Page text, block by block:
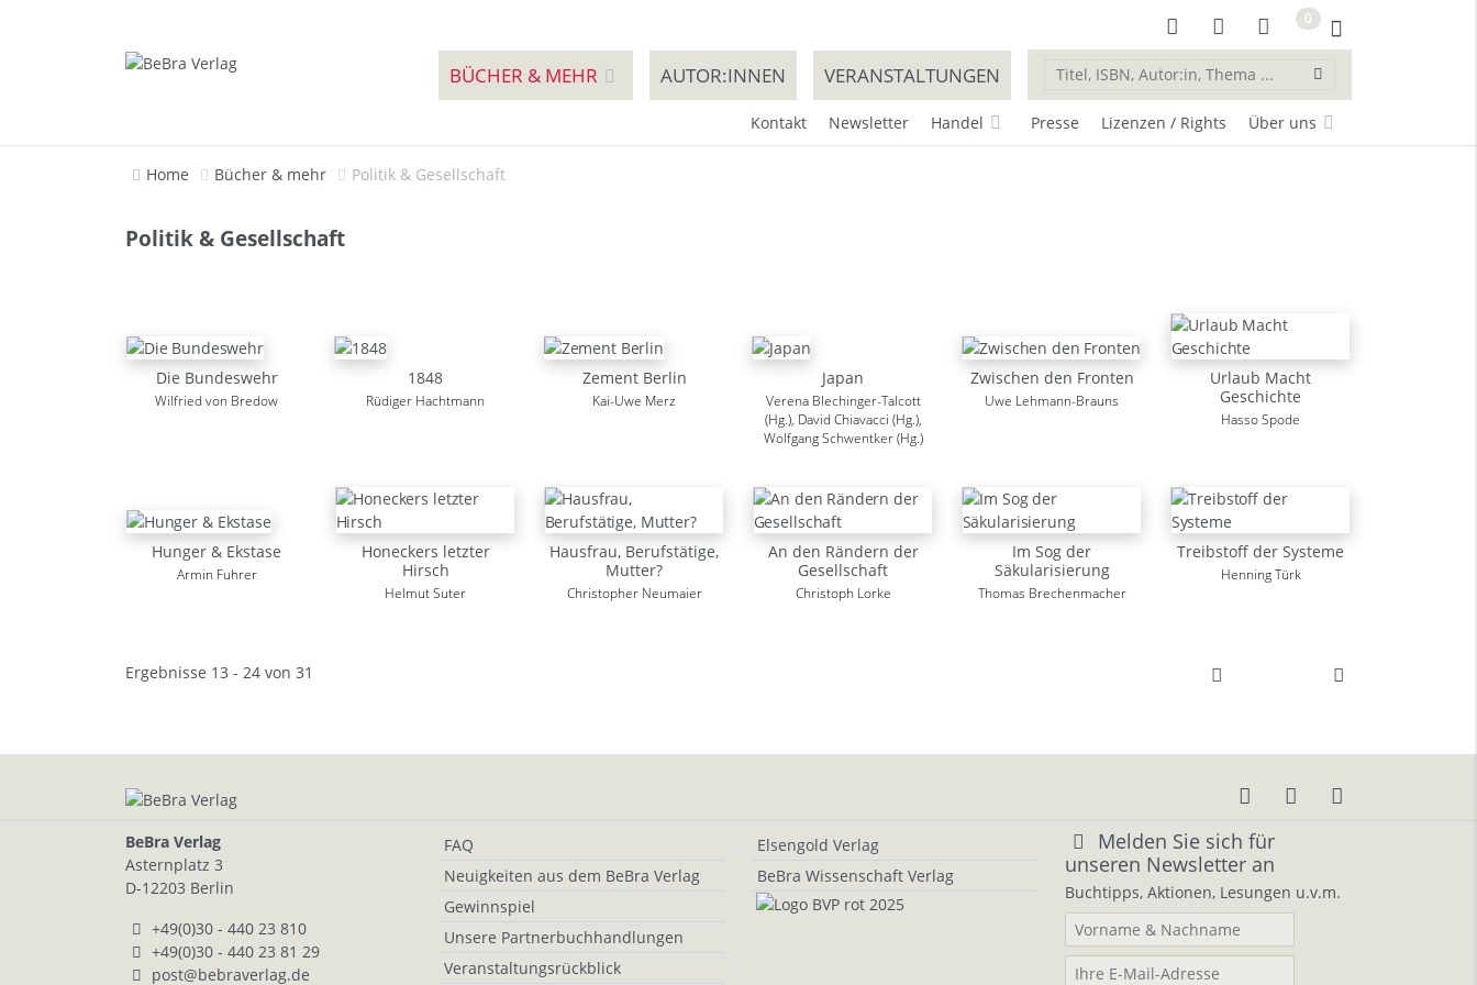
0
BÜCHER & MEHR AUTOR:INNEN VERANSTALTUNGEN
Kontakt Newsletter Handel Presse Lizenzen / Rights Über uns
Home Bücher & mehr Politik & Gesellschaft
Politik & Gesellschaft
Die Bundeswehr
Wilfried von Bredow
1848
Rüdiger Hachtmann
Zement Berlin
Kai-Uwe Merz
Japan
Verena Blechinger-Talcott
(Hg.), David Chiavacci (Hg.),
Wolfgang Schwentker (Hg.)
Zwischen den Fronten
Uwe Lehmann-Brauns
Urlaub Macht
Geschichte
Hasso Spode
Hunger & Ekstase
Armin Fuhrer
Honeckers letzter
Hirsch
Helmut Suter
Hausfrau, Berufstätige,
Mutter?
Christopher Neumaier
An den Rändern der
Gesellschaft
Christoph Lorke
Im Sog der
Säkularisierung
Thomas Brechenmacher
Treibstoff der Systeme
Henning Türk
Ergebnisse 13 - 24 von 31
BeBra Verlag
Asternplatz 3
D-12203 Berlin
+49(0)30 - 440 23 810
+49(0)30 - 440 23 81 29
post@bebraverlag.de
FAQ
Neuigkeiten aus dem BeBra Verlag
Gewinnspiel
Unsere Partnerbuchhandlungen
Veranstaltungsrückblick
Elsengold Verlag
BeBra Wissenschaft Verlag
Melden Sie sich für
unseren Newsletter an
Buchtipps, Aktionen, Lesungen u.v.m.